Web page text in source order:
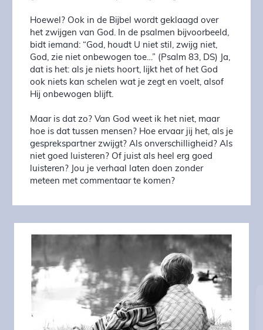
Hoewel? Ook in de Bijbel wordt geklaagd over
het zwijgen van God. In de psalmen bijvoorbeeld,
bidt iemand: “God, houdt U niet stil, zwijg niet,
God, zie niet onbewogen toe…” (Psalm 83, DS) Ja,
dat is het: als je niets hoort, lijkt het of het God
ook niets kan schelen wat je zegt en voelt, alsof
Hij onbewogen blijft.
Maar is dat zo? Van God weet ik het niet, maar
hoe is dat tussen mensen? Hoe ervaar jij het, als je
gesprekspartner zwijgt? Als onverschilligheid? Als
niet goed luisteren? Of juist als heel erg goed
luisteren? Jou je verhaal laten doen zonder
meteen met commentaar te komen?